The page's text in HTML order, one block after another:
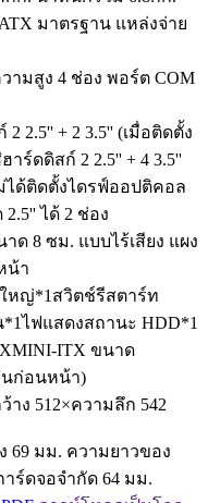
มาตรฐาน แหล่งจ่าย
ามสูง 4 ช่อง พอร์ต COM
2.5'' + 2 3.5'' (เมื่อติดตั้ง
ร์ดดิสก์ 2 2.5'' + 4 3.5''
ได้ติดตั้งไดรฟ์ออปติคอล
ได้ 2 ช่อง
ด 8 ซม. แบบไร้เสียง แผง
น้า
หญ่*1สวิตช์รีสตาร์ท
ไฟแสดงสถานะ HDD*1
ITX ขนาด
นก่อนหน้า)
าง 512×ความลึก 542
69 มม. ความยาวของ
ร์ดจอจำกัด 64 มม.